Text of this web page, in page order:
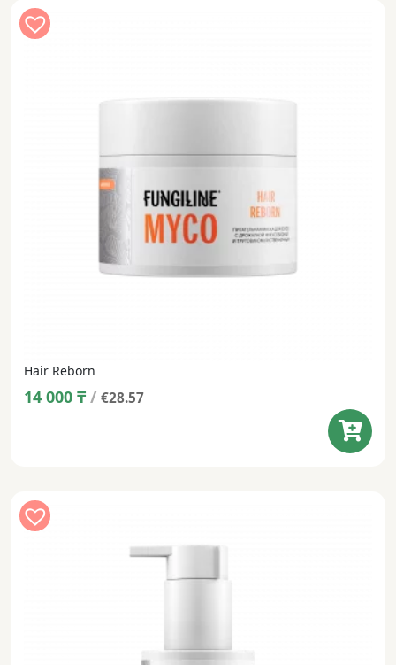
Hair Reborn
14 000 ₸ / €28.57